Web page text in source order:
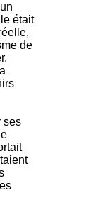
était
de
ses